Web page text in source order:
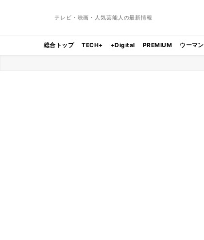
テレビ・映画・人気芸能人の最新情報
総合トップ TECH+ +Digital PREMIUM ウーマン